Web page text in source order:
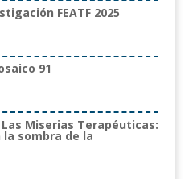
FEATF 2025
91
Las Miserias Terapéuticas:
sombra de la